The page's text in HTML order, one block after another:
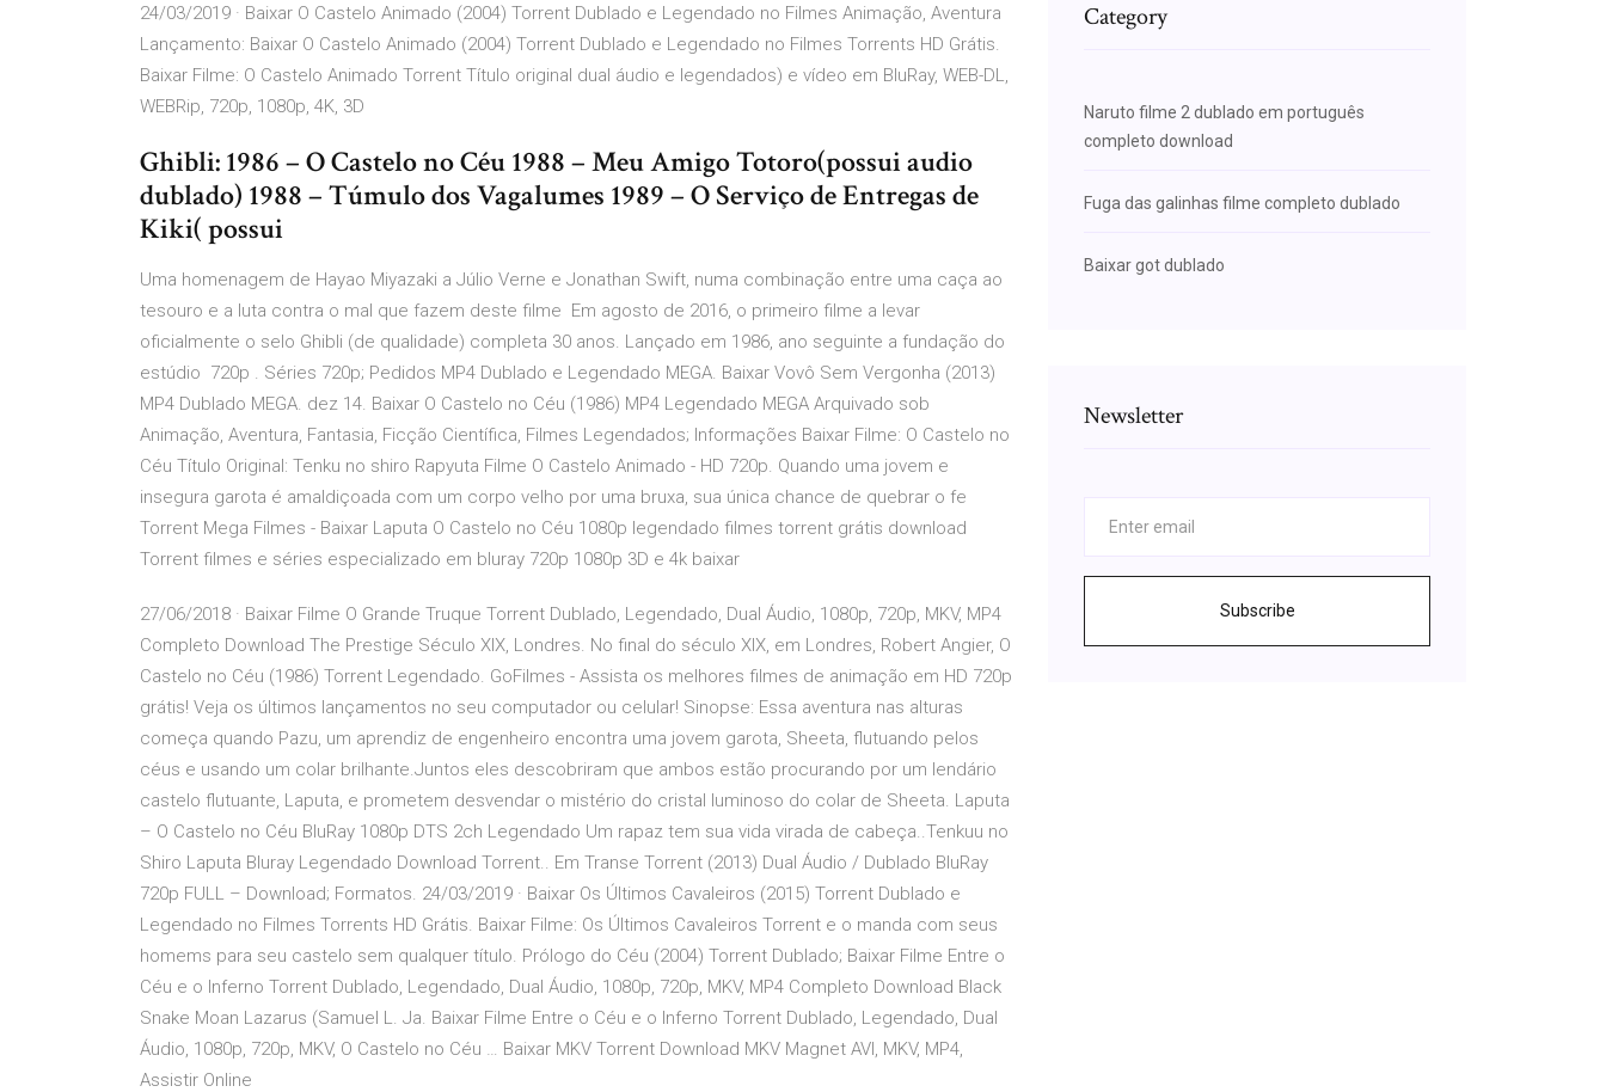
24/03/2019 · Baixar O Castelo Animado (2004) Torrent Dublado e Legendado no Filmes Animação, Aventura
Lançamento: Baixar O Castelo Animado (2004) Torrent Dublado e Legendado no Filmes Torrents HD Grátis.
Baixar Filme: O Castelo Animado Torrent Título original dual áudio e legendados) e vídeo em BluRay, WEB-DL,
WEBRip, 720p, 1080p, 4K, 3D
Ghibli: 1986 – O Castelo no Céu 1988 – Meu Amigo Totoro(possui audio
dublado) 1988 – Túmulo dos Vagalumes 1989 – O Serviço de Entregas de
Kiki( possui
Uma homenagem de Hayao Miyazaki a Júlio Verne e Jonathan Swift, numa combinação entre uma caça ao
tesouro e a luta contra o mal que fazem deste filme Em agosto de 2016, o primeiro filme a levar
oficialmente o selo Ghibli (de qualidade) completa 30 anos. Lançado em 1986, ano seguinte a fundação do
estúdio 720p . Séries 720p; Pedidos MP4 Dublado e Legendado MEGA. Baixar Vovô Sem Vergonha (2013)
MP4 Dublado MEGA. dez 14. Baixar O Castelo no Céu (1986) MP4 Legendado MEGA Arquivado sob
Animação, Aventura, Fantasia, Ficção Científica, Filmes Legendados; Informações Baixar Filme: O Castelo no
Céu Título Original: Tenku no shiro Rapyuta Filme O Castelo Animado - HD 720p. Quando uma jovem e
insegura garota é amaldiçoada com um corpo velho por uma bruxa, sua única chance de quebrar o fe
Torrent Mega Filmes - Baixar Laputa O Castelo no Céu 1080p legendado filmes torrent grátis download
Torrent filmes e séries especializado em bluray 720p 1080p 3D e 4k baixar
27/06/2018 · Baixar Filme O Grande Truque Torrent Dublado, Legendado, Dual Áudio, 1080p, 720p, MKV, MP4
Completo Download The Prestige Século XIX, Londres. No final do século XIX, em Londres, Robert Angier, O
Castelo no Céu (1986) Torrent Legendado. GoFilmes - Assista os melhores filmes de animação em HD 720p
grátis! Veja os últimos lançamentos no seu computador ou celular! Sinopse: Essa aventura nas alturas
começa quando Pazu, um aprendiz de engenheiro encontra uma jovem garota, Sheeta, flutuando pelos
céus e usando um colar brilhante.Juntos eles descobriram que ambos estão procurando por um lendário
castelo flutuante, Laputa, e prometem desvendar o mistério do cristal luminoso do colar de Sheeta. Laputa
– O Castelo no Céu BluRay 1080p DTS 2ch Legendado Um rapaz tem sua vida virada de cabeça..Tenkuu no
Shiro Laputa Bluray Legendado Download Torrent.. Em Transe Torrent (2013) Dual Áudio / Dublado BluRay
720p FULL – Download; Formatos. 24/03/2019 · Baixar Os Últimos Cavaleiros (2015) Torrent Dublado e
Legendado no Filmes Torrents HD Grátis. Baixar Filme: Os Últimos Cavaleiros Torrent e o manda com seus
homems para seu castelo sem qualquer título. Prólogo do Céu (2004) Torrent Dublado; Baixar Filme Entre o
Céu e o Inferno Torrent Dublado, Legendado, Dual Áudio, 1080p, 720p, MKV, MP4 Completo Download Black
Snake Moan Lazarus (Samuel L. Ja. Baixar Filme Entre o Céu e o Inferno Torrent Dublado, Legendado, Dual
Áudio, 1080p, 720p, MKV, O Castelo no Céu … Baixar MKV Torrent Download MKV Magnet AVI, MKV, MP4,
Assistir Online
Category
Naruto filme 2 dublado em português
completo download
Fuga das galinhas filme completo dublado
Baixar got dublado
Newsletter
Subscribe